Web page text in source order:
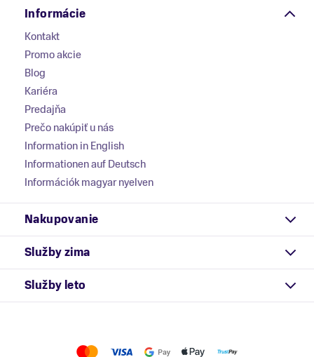
Informácie
Kontakt
Promo akcie
Blog
Kariéra
Predajňa
Prečo nakúpiť u nás
Information in English
Informationen auf Deutsch
Információk magyar nyelven
Nakupovanie
Služby zima
Služby leto